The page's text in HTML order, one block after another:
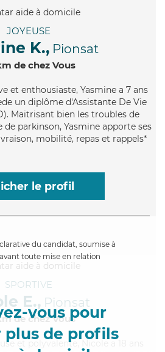
JOYEUSE
K., Pionsat
de chez Vous
et enthousiaste, Yasmine a 7 ans
un diplôme d'Assistante De Vie
Maitrisant bien les troubles de
parkinson, Yasmine apporte ses
mobilité, repas et rappels*
le profil
du candidat, soumise à
toute mise en relation
vous pour
plus de profils
SPORTIVE
E., Pionsat
de chez Vous
et polyvalente, Nicole a 18 ans